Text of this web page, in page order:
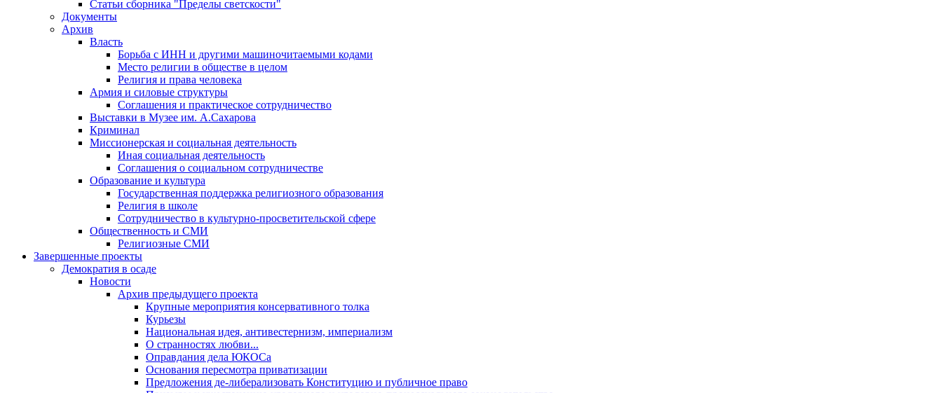
Статьи сборника "Пределы светскости"
Документы
Архив
Власть
Борьба с ИНН и другими машиночитаемыми кодами
Место религии в обществе в целом
Религия и права человека
Армия и силовые структуры
Соглашения и практическое сотрудничество
Выставки в Музее им. А.Сахарова
Криминал
Миссионерская и социальная деятельность
Иная социальная деятельность
Соглашения о социальном сотрудничестве
Образование и культура
Государственная поддержка религиозного образования
Религия в школе
Сотрудничество в культурно-просветительской сфере
Общественность и СМИ
Религиозные СМИ
Завершенные проекты
Демократия в осаде
Новости
Архив предыдущего проекта
Крупные мероприятия консервативного толка
Курьезы
Национальная идея, антивестернизм, империализм
О странностях любви...
Оправдания дела ЮКОСа
Основания пересмотра приватизации
Предложения де-либерализовать Конституцию и публичное право